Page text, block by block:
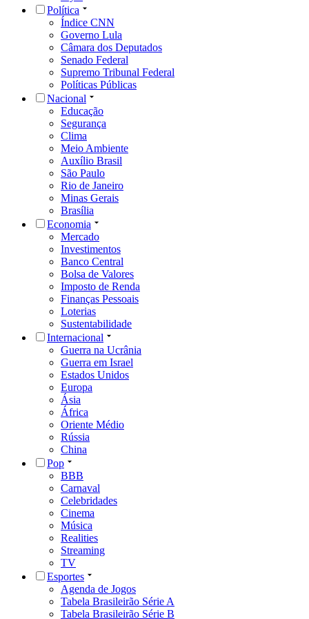
Política
Índice CNN
Governo Lula
Câmara dos Deputados
Senado Federal
Supremo Tribunal Federal
Políticas Públicas
Nacional
Educação
Segurança
Clima
Meio Ambiente
Auxílio Brasil
São Paulo
Rio de Janeiro
Minas Gerais
Brasília
Economia
Mercado
Investimentos
Banco Central
Bolsa de Valores
Imposto de Renda
Finanças Pessoais
Loterias
Sustentabilidade
Internacional
Guerra na Ucrânia
Guerra em Israel
Estados Unidos
Europa
Ásia
África
Oriente Médio
Rússia
China
Pop
BBB
Carnaval
Celebridades
Cinema
Música
Realities
Streaming
TV
Esportes
Agenda de Jogos
Tabela Brasileirão Série A
Tabela Brasileirão Série B